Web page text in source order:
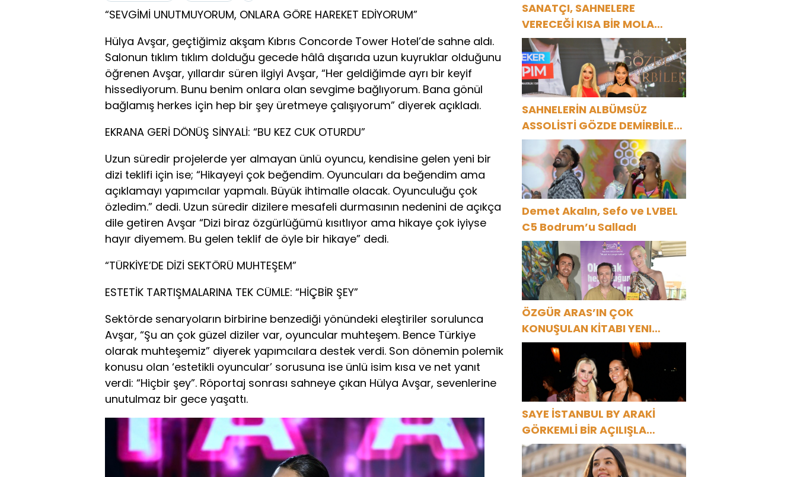
“SEVGİMİ UNUTMUYORUM, ONLARA GÖRE HAREKET EDİYORUM”
Hülya Avşar, geçtiğimiz akşam Kıbrıs Concorde Tower Hotel’de sahne aldı.
Salonun tıklım tıklım dolduğu gecede hâlâ dışarıda uzun kuyruklar olduğunu
öğrenen Avşar, yıllardır süren ilgiyi Avşar, “Her geldiğimde ayrı bir keyif
hissediyorum. Bunu benim onlara olan sevgime bağlıyorum. Bana gönül
bağlamış herkes için hep bir şey üretmeye çalışıyorum” diyerek açıkladı.
EKRANA GERİ DÖNÜŞ SİNYALİ: “BU KEZ CUK OTURDU”
Uzun süredir projelerde yer almayan ünlü oyuncu, kendisine gelen yeni bir
dizi teklifi için ise; “Hikayeyi çok beğendim. Oyuncuları da beğendim ama
açıklamayı yapımcılar yapmalı. Büyük ihtimalle olacak. Oyunculuğu çok
özledim.” dedi. Uzun süredir dizilere mesafeli durmasının nedenini de açıkça
dile getiren Avşar “Dizi biraz özgürlüğümü kısıtlıyor ama hikaye çok iyiyse
hayır diyemem. Bu gelen teklif de öyle bir hikaye” dedi.
“TÜRKİYE’DE DİZİ SEKTÖRÜ MUHTEŞEM”
ESTETİK TARTIŞMALARINA TEK CÜMLE: “HİÇBİR ŞEY”
Sektörde senaryoların birbirine benzediği yönündeki eleştiriler sorulunca
Avşar, “Şu an çok güzel diziler var, oyuncular muhteşem. Bence Türkiye
olarak muhteşemiz” diyerek yapımcılara destek verdi. Son dönemin polemik
konusu olan ‘estetikli oyuncular’ sorusuna ise ünlü isim kısa ve net yanıt
verdi: “Hiçbir şey”. Röportaj sonrası sahneye çıkan Hülya Avşar, sevenlerine
unutulmaz bir gece yaşattı.
SANATÇI, SAHNELERE
VERECEĞİ KISA BİR MOLA
ÖNCESİ 13 AĞUSTOS’TA SON
KEZ HARBİYE’DE OLACAK!
SAHNELERİN ALBÜMSÜZ
ASSOLİSTİ GÖZDE DEMİRBİLEK,
NR1 MAGAZİN’DE: “SON
ASSOLİST OLARAK VAR
OLACAĞIM!”
Demet Akalın, Sefo ve LVBEL
C5 Bodrum’u Salladı
ÖZGÜR ARAS’IN ÇOK
KONUŞULAN KİTABI YENI
BASKISINI TITANIC LUXURY
COLLECTION BODRUM’DA
KUTLADI
SAYE İSTANBUL BY ARAKİ
GÖRKEMLİ BİR AÇILIŞLA
KAPILARINI AÇTI!